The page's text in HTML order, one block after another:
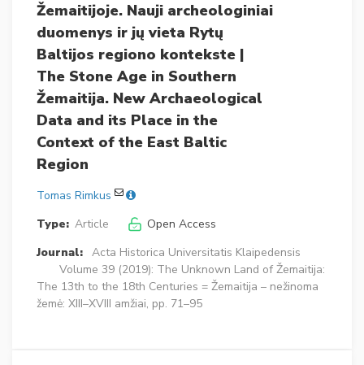
Žemaitijoje. Nauji archeologiniai
duomenys ir jų vieta Rytų
Baltijos regiono kontekste |
The Stone Age in Southern
Žemaitija. New Archaeological
Data and its Place in the
Context of the East Baltic
Region
Tomas Rimkus
Type: Article
Open Access
Journal: Acta Historica Universitatis Klaipedensis
Volume 39 (2019): The Unknown Land of Žemaitija:
The 13th to the 18th Centuries = Žemaitija – nežinoma
žemė: XIII–XVIII amžiai, pp. 71–95